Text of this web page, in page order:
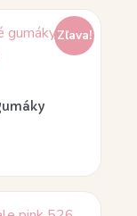
Zľava!